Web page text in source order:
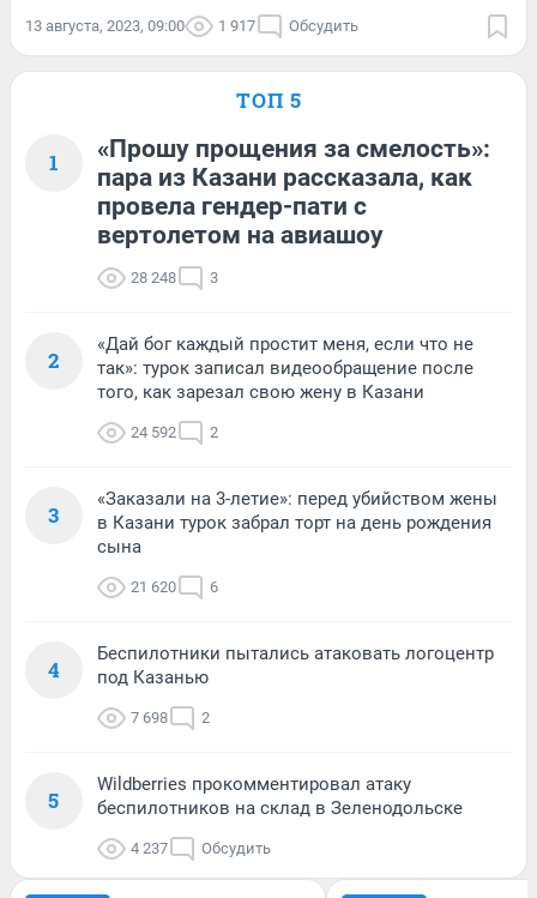
13 августа, 2023, 09:00 1 917 Обсудить
ТОП 5
1
«Прошу прощения за смелость»:
пара из Казани рассказала, как
провела гендер-пати с
вертолетом на авиашоу
28 248 3
2
«Дай бог каждый простит меня, если что не
так»: турок записал видеообращение после
того, как зарезал свою жену в Казани
24 592 2
3
«Заказали на 3-летие»: перед убийством жены
в Казани турок забрал торт на день рождения
сына
21 620 6
4
Беспилотники пытались атаковать логоцентр
под Казанью
7 698 2
5
Wildberries прокомментировал атаку
беспилотников на склад в Зеленодольске
4 237 Обсудить